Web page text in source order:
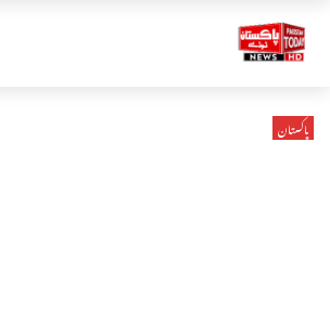
پاکستان